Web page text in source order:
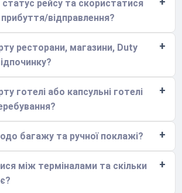
статус рейсу та скористатися
відправлення?
ресторани, магазини, Duty
готелі або капсульні готелі
багажу та ручної поклажі?
між терміналами та скільки